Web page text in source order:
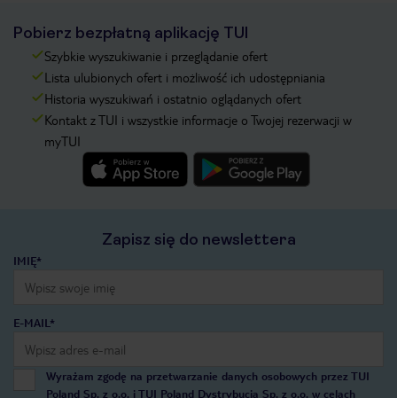
Pobierz bezpłatną aplikację TUI
Szybkie wyszukiwanie i przeglądanie ofert
Lista ulubionych ofert i możliwość ich udostępniania
Historia wyszukiwań i ostatnio oglądanych ofert
Kontakt z TUI i wszystkie informacje o Twojej rezerwacji w
myTUI
Zapisz się do newslettera
IMIĘ*
E-MAIL*
Wyrażam zgodę na przetwarzanie danych osobowych przez TUI
Poland Sp. z o.o. i TUI Poland Dystrybucja Sp. z o.o. w celach